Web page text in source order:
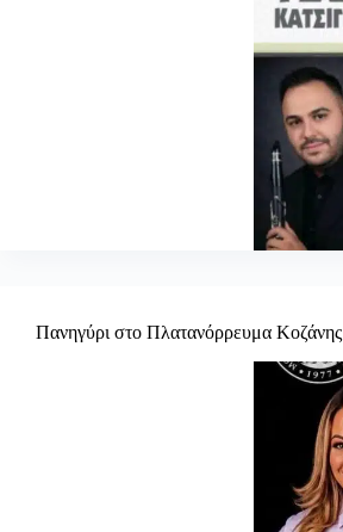
Πανηγύρι στο Πλατανόρρευμα Κοζάνης